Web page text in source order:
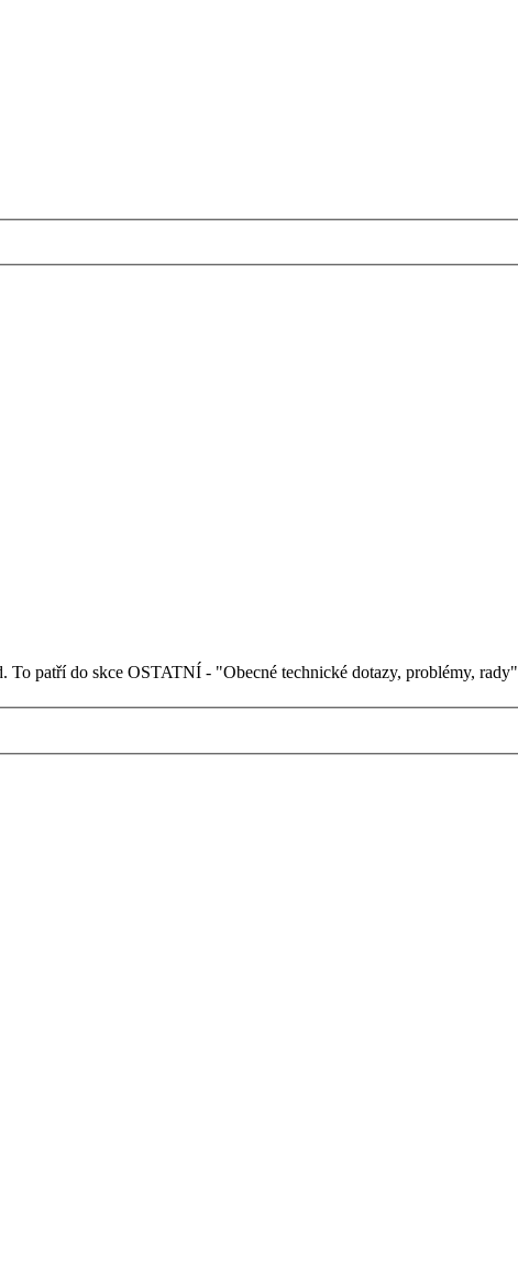
To patří do skce OSTATNÍ - "Obecné technické dotazy, problémy, rady"